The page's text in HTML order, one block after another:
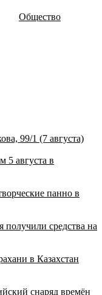
Общество
99/1 (7 августа)
5 августа в
панно в
получили средства на
в Казахстан
снаряд времён